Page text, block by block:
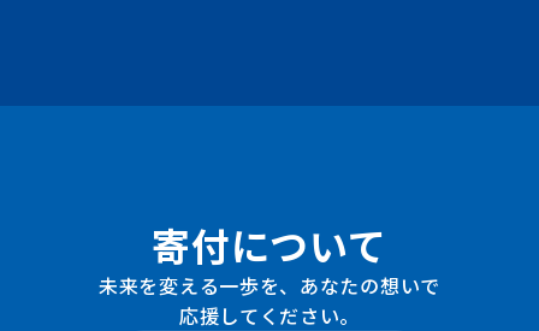
寄付について
未来を変える一歩を、あなたの想いで
応援してください。